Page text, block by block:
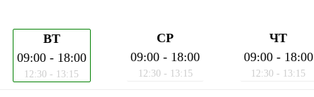
ВТ
09:00 - 18:00
12:30 - 13:15
СР
09:00 - 18:00
12:30 - 13:15
ЧТ
09:00 - 18:00
12:30 - 13:15